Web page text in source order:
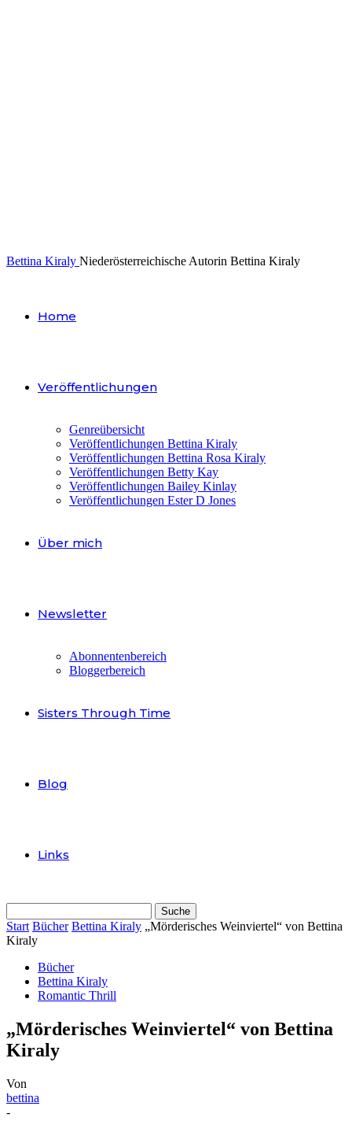
Bettina Kiraly Niederösterreichische Autorin Bettina Kiraly
Home
Veröffentlichungen
Genreübersicht
Veröffentlichungen Bettina Kiraly
Veröffentlichungen Bettina Rosa Kiraly
Veröffentlichungen Betty Kay
Veröffentlichungen Bailey Kinlay
Veröffentlichungen Ester D Jones
Über mich
Newsletter
Abonnentenbereich
Bloggerbereich
Sisters Through Time
Blog
Links
Start Bücher Bettina Kiraly „Mörderisches Weinviertel“ von Bettina
Kiraly
Bücher
Bettina Kiraly
Romantic Thrill
„Mörderisches Weinviertel“ von Bettina
Kiraly
Von
bettina
-